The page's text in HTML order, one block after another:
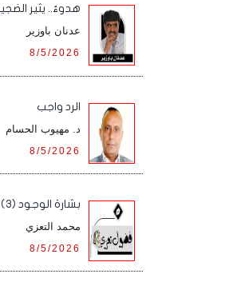
هدوءٌ.. يثير
عدنان باوزير
8/5/2026
الرد واجب
د. مهيوب الحسام
8/5/2026
بشارة الوجود (3)
محمد التعزي
8/5/2026